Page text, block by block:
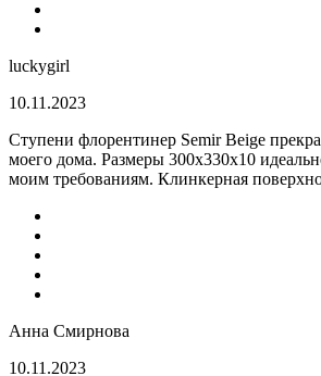
luckygirl
10.11.2023
Ступени флорентинер Semir Beige
моего дома. Размеры 300х330х10
моим требованиям. Клинкерная
Анна Смирнова
10.11.2023